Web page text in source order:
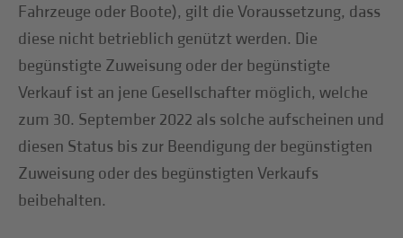
Fahrzeuge oder Boote), gilt die Voraussetzung, dass
diese nicht betrieblich genützt werden. Die
begünstigte Zuweisung oder der begünstigte
Verkauf ist an jene Gesellschafter möglich, welche
zum 30. September 2022 als solche aufscheinen und
diesen Status bis zur Beendigung der begünstigten
Zuweisung oder des begünstigten Verkaufs
beibehalten.